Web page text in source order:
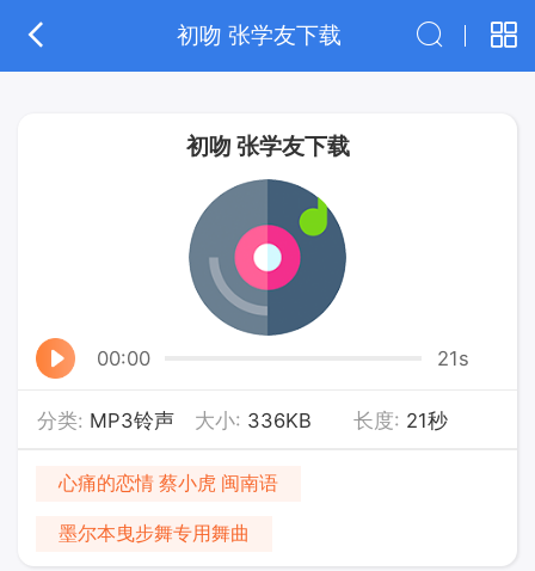
初吻 张学友下载
初吻 张学友下载
00:00 21s
分类: MP3铃声 大小: 336KB 长度: 21秒
心痛的恋情 蔡小虎 闽南语
墨尔本曳步舞专用舞曲